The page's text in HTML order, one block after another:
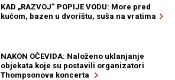
KAD „RAZVOJ“ POPIJE VODU: More pred
kućom, bazen u dvorištu, suša na vratima
NAKON OČEVIDA: Naloženo uklanjanje
objekata koje su postavili organizatori
Thompsonova koncerta